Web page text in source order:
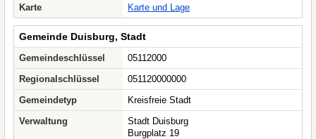
Karte
Karte und Lage
Gemeinde Duisburg, Stadt
Gemeindeschlüssel
05112000
Regionalschlüssel
051120000000
Gemeindetyp
Kreisfreie Stadt
Verwaltung
Stadt Duisburg
Burgplatz 19